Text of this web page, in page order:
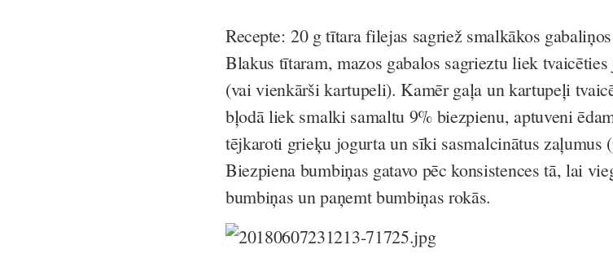
Recepte:20 g tītara filejas sagriež smalkākos
Blakus tītaram, mazos gabalos sagrieztu liek
(vai vienkārši kartupeli). Kamēr gaļa un kartupeļi
bļodā liek smalki samaltu 9% biezpienu, aptuveni
tējkaroti grieķu jogurta un sīki sasmalcinātus zaļumus
Biezpiena bumbiņas gatavo pēc konsistences tā, lai
bumbiņas un paņemt bumbiņas rokās.